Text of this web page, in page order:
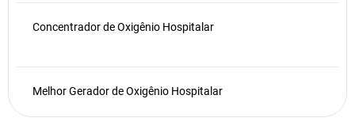
Concentrador de Oxigênio Hospitalar
Melhor Gerador de Oxigênio Hospitalar